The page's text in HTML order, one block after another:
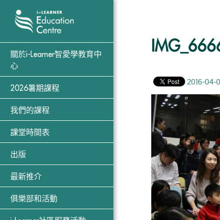
關於i-Learner智愛學教育中
心
2026暑期課程
我們的課程
課堂時間表
出版
最新推介
俱樂部和活動
2016-04-